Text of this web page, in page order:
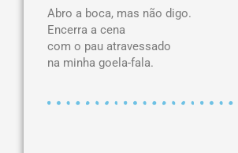
Abro a boca, mas não digo.
Encerra a cena
com o pau atravessado
na minha goela-fala.